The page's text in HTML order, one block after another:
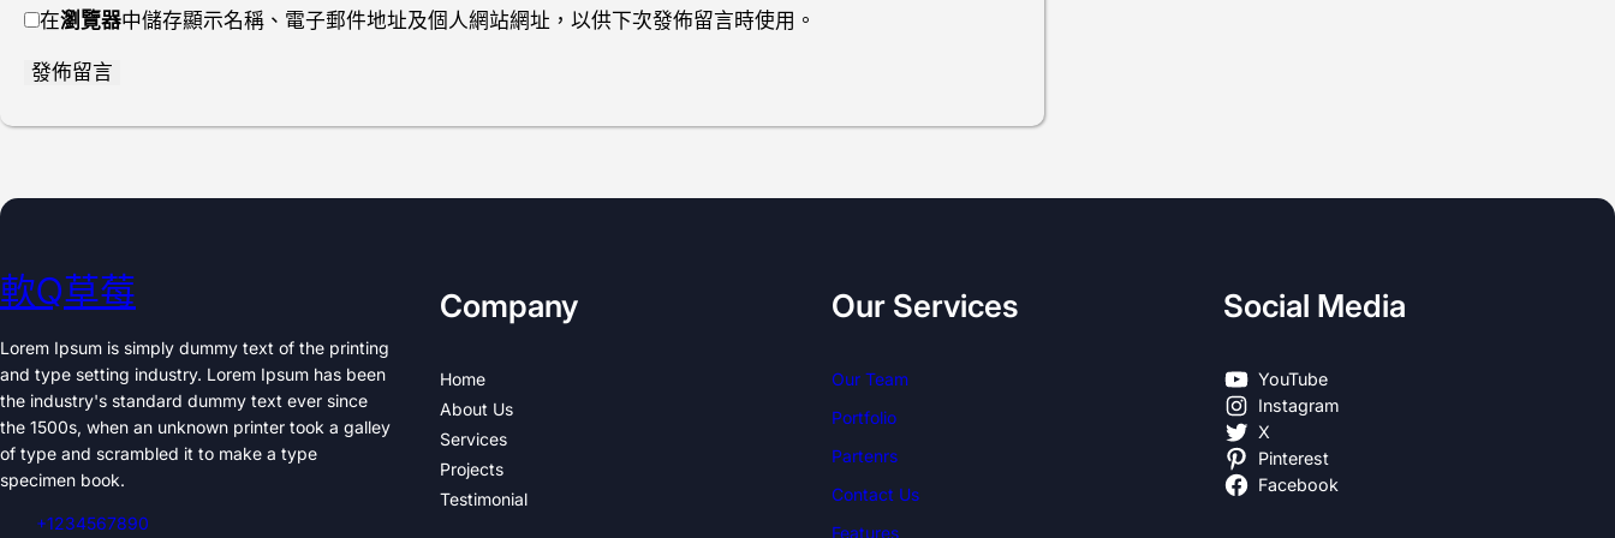
在瀏覽器中儲存顯示名稱、電子郵件地址及個人網站網址，以供下次發佈留言時使用。
軟Q草莓
Lorem Ipsum is simply dummy text of the printing
and type setting industry. Lorem Ipsum has been
the industry's standard dummy text ever since
the 1500s, when an unknown printer took a galley
of type and scrambled it to make a type
specimen book.
+1234567890
Company
Home
About Us
Services
Projects
Testimonial
Our Services
Our Team
Portfolio
Partenrs
Contact Us
Features
Social Media
YouTube
Instagram
X
Pinterest
Facebook